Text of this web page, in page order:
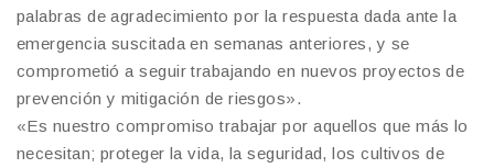
palabras de agradecimiento por la respuesta dada ante la
emergencia suscitada en semanas anteriores, y se
comprometió a seguir trabajando en nuevos proyectos de
prevención y mitigación de riesgos».
«Es nuestro compromiso trabajar por aquellos que más lo
necesitan; proteger la vida, la seguridad, los cultivos de